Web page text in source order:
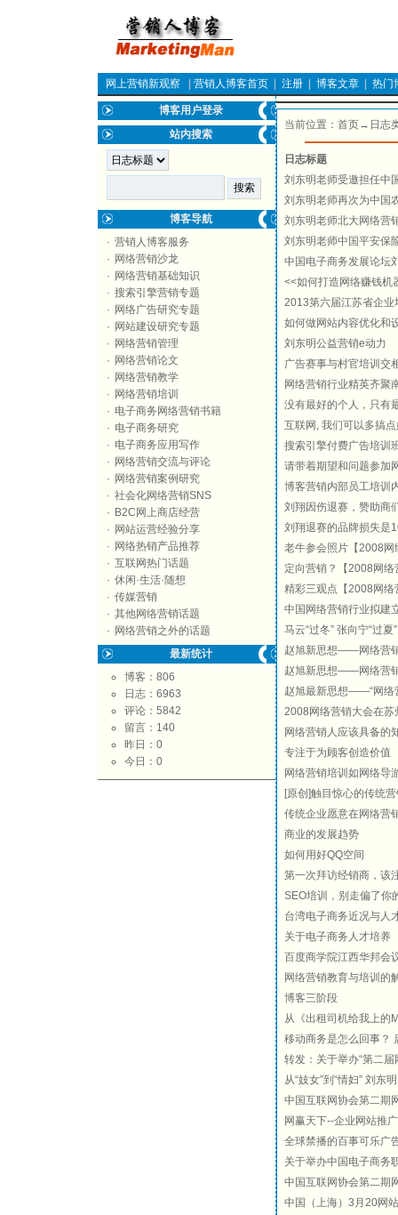
网上营销新观察 营销人博客首页 注册 博客文章 热门
博客用户登录
站内搜索
博客导航
· 营销人博客服务
· 网络营销沙龙
· 网络营销基础知识
· 搜索引擎营销专题
· 网络广告研究专题
· 网站建设研究专题
· 网络营销管理
· 网络营销论文
· 网络营销教学
· 网络营销培训
· 电子商务网络营销书籍
· 电子商务研究
· 电子商务应用写作
· 网络营销交流与评论
· 网络营销案例研究
· 社会化网络营销SNS
· B2C网上商店经营
· 网站运营经验分享
· 网络热销产品推荐
· 互联网热门话题
· 休闲·生活·随想
· 传媒营销
· 其他网络营销话题
· 网络营销之外的话题
最新统计
博客：806
日志：6963
评论：5842
留言：140
昨日：0
今日：0
当前位置： 首页→日志
日志标题
刘东明老师受邀担任中
刘东明老师再次为中国
刘东明老师北大网络营
刘东明老师中国平安保
中国电子商务发展论坛
<<如何打造网络赚钱机
2013第六届江苏省企业
如何做网站内容优化和
刘东明公益营销e动力
广告赛事与村官培训交
网络营销行业精英齐聚
没有最好的个人，只有
互联网, 我们可以多搞
搜索引擎付费广告培训
请带着期望和问题参加
博客营销内部员工培训
刘翔因伤退赛，赞助商
刘翔退赛的品牌损失是
老牛参会照片【2008网
定向营销？【2008网络
精彩三观点【2008网络
中国网络营销行业拟建
马云“过冬” 张向宁“过
赵旭新思想——网络营
赵旭新思想——网络营
赵旭最新思想——“网络
2008网络营销大会在苏
网络营销人应该具备的
专注于为顾客创造价值
网络营销培训如网络导
[原创]触目惊心的传统
传统企业愿意在网络营
商业的发展趋势
如何用好QQ空间
第一次拜访经销商，该
SEO培训，别走偏了你
台湾电子商务近况与人
关于电子商务人才培养
百度商学院江西华邦会
网络营销教育与培训的
博客三阶段
从《出租司机给我上的
移动商务是怎么回事？
转发：关于举办“第二
从“妓女”到“情妇” 刘东
中国互联网协会第二期
网赢天下--企业网站推
全球禁播的百事可乐广
关于举办中国电子商务
中国互联网协会第二期
中国（上海）3月20网